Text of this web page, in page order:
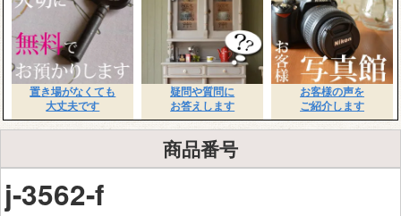
置き場がなくても
大丈夫です
疑問や質問に
お答えします
お客様の声を
ご紹介します
商品番号
j-3562-f